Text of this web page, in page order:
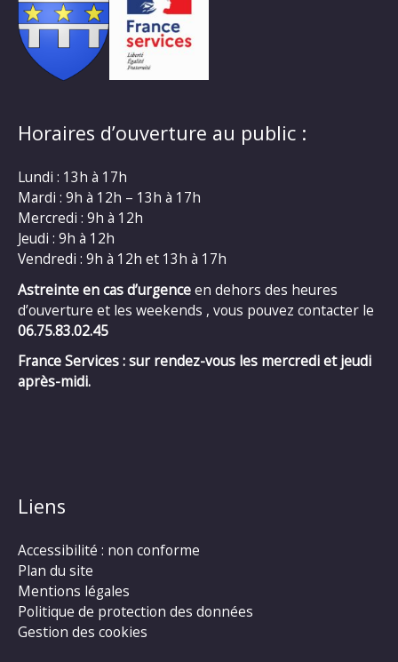
Horaires d’ouverture au public :
Lundi : 13h à 17h
Mardi : 9h à 12h – 13h à 17h
Mercredi : 9h à 12h
Jeudi : 9h à 12h
Vendredi : 9h à 12h et 13h à 17h
Astreinte en cas d’urgenceen dehors des heures
d’ouverture et les weekends , vous pouvez contacter le
06.75.83.02.45
France Services : sur rendez-vous les mercredi et jeudi
après-midi.
Liens
Accessibilité : non conforme
Plan du site
Mentions légales
Politique de protection des données
Gestion des cookies